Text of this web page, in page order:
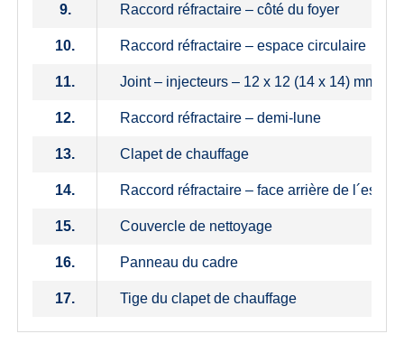
9. Raccord réfractaire – côté du foyer
10. Raccord réfractaire – espace circulaire
11. Joint – injecteurs – 12 x 12 (14 x 14) mm
12. Raccord réfractaire – demi-lune
13. Clapet de chauffage
14. Raccord réfractaire – face arrière de
15. Couvercle de nettoyage
16. Panneau du cadre
17. Tige du clapet de chauffage